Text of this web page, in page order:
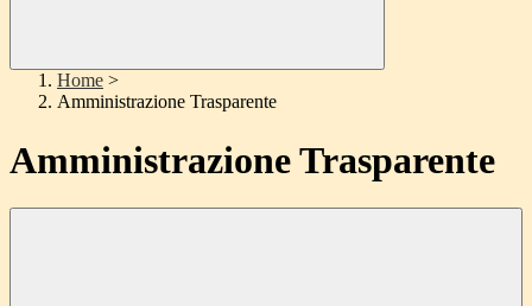
Home >
Amministrazione Trasparente
Amministrazione Trasparente